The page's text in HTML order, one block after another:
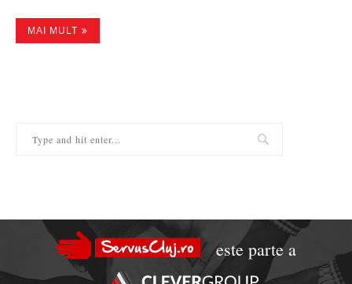
MAI MULT
este parte a